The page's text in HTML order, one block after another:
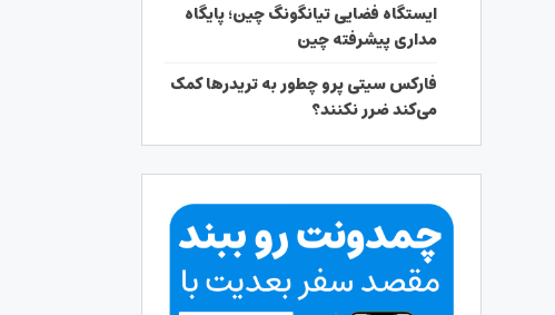
ایستگاه فضایی تیانگونگ چین؛ پایگاه
مداری پیشرفته چین
فارکس سیتی پرو چطور به تریدرها کمک
می‌کند ضرر نکنند؟